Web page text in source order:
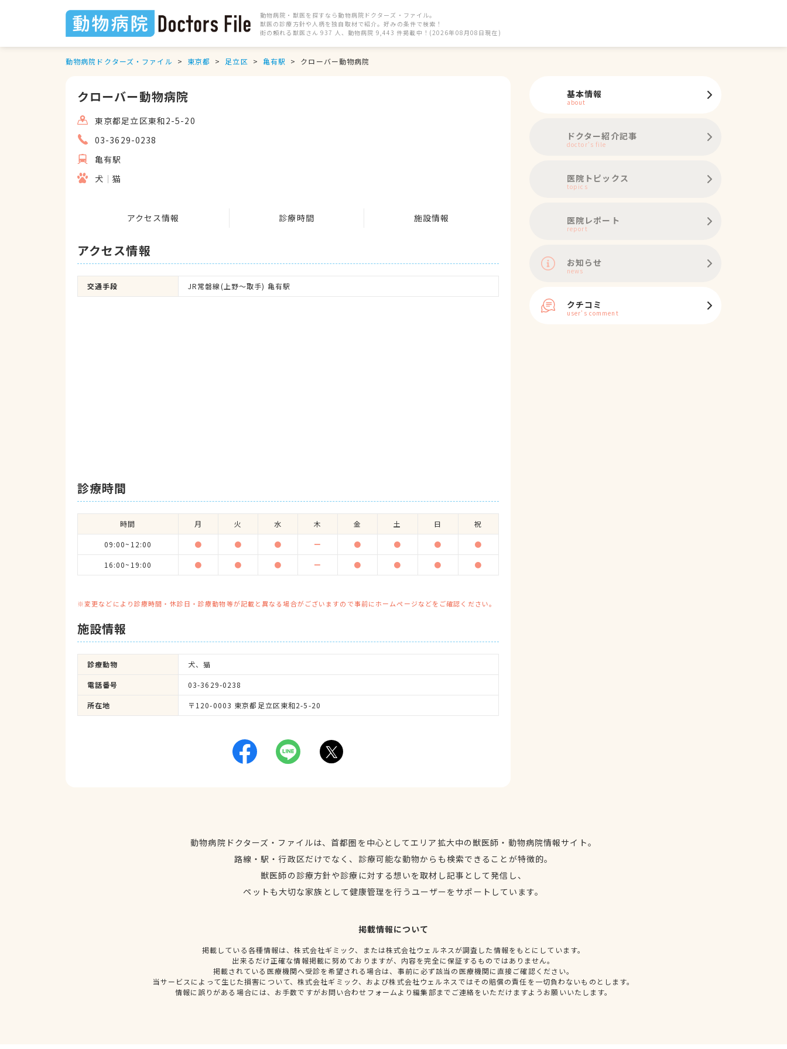
動物病院・獣医を探すなら動物病院ドクターズ・ファイル。
獣医の診療方針や人柄を独自取材で紹介。好みの条件で検索！
街の頼れる獣医さん 937 人、動物病院 9,443 件掲載中！(2026年08月08日現在)
動物病院ドクターズ・ファイル 東京都 足立区 亀有駅 クローバー動物病院
クローバー動物病院
東京都足立区東和2-5-20
03-3629-0238
亀有駅
犬
猫
アクセス情報 診療時間 施設情報
アクセス情報
交通手段 JR常磐線(上野～取手) 亀有駅
診療時間
時間 月 火 水 木 金 土 日 祝
09:00~12:00 ● ● ● ー ● ● ● ●
16:00~19:00 ● ● ● ー ● ● ● ●
※変更などにより診療時間・休診日・診療動物等が記載と異なる場合がございますので事前にホームページなどをご確認ください。
施設情報
診療動物 犬、猫
電話番号 03-3629-0238
所在地 〒120-0003 東京都足立区東和2-5-20
基本情報
about
ドクター紹介記事
doctor's file
医院トピックス
topics
医院レポート
report
お知らせ
news
クチコミ
user's comment
動物病院ドクターズ・ファイルは、首都圏を中心としてエリア拡大中の獣医師・動物病院情報サイト。
路線・駅・行政区だけでなく、診療可能な動物からも検索できることが特徴的。
獣医師の診療方針や診療に対する想いを取材し記事として発信し、
ペットも大切な家族として健康管理を行うユーザーをサポートしています。
掲載情報について
掲載している各種情報は、株式会社ギミック、または株式会社ウェルネスが調査した情報をもとにしています。
出来るだけ正確な情報掲載に努めておりますが、内容を完全に保証するものではありません。
掲載されている医療機関へ受診を希望される場合は、事前に必ず該当の医療機関に直接ご確認ください。
当サービスによって生じた損害について、株式会社ギミック、および株式会社ウェルネスではその賠償の責任を一切負わないものとします。
情報に誤りがある場合には、お手数ですがお問い合わせフォームより編集部までご連絡をいただけますようお願いいたします。